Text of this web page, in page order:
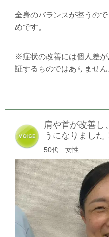
全身のバランスが整うの
めです。
※症状の改善には個人差
証するものではありません
肩や首が改善し
うになりました！
50代 女性